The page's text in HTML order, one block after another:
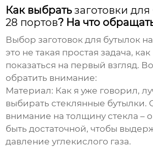
Как выбратьзаготовки
28 портов? На что
Выборзаготовок для бутылок
это не такая простая задача,
показаться на первый взгляд.
обратить внимание:
Материал: Как я уже говорил,
выбирать стеклянные бутылки.
внимание на толщину стекла –
быть достаточной, чтобы
давление углекислого газа.